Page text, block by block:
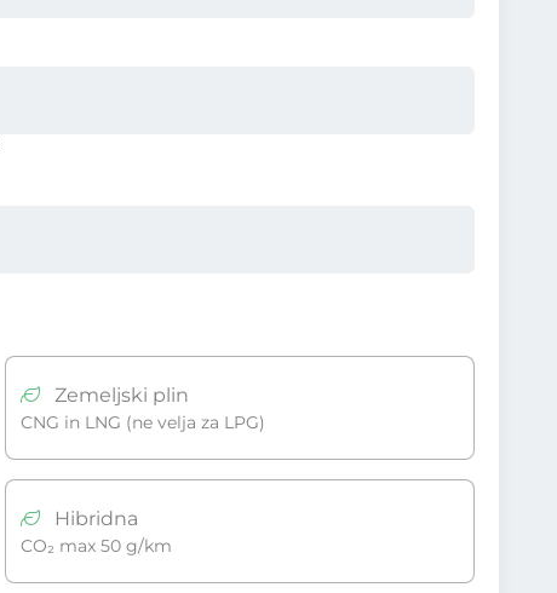
Zemeljski plin
CNG in LNG (ne velja za LPG)
Hibridna
CO₂ max 50 g/km